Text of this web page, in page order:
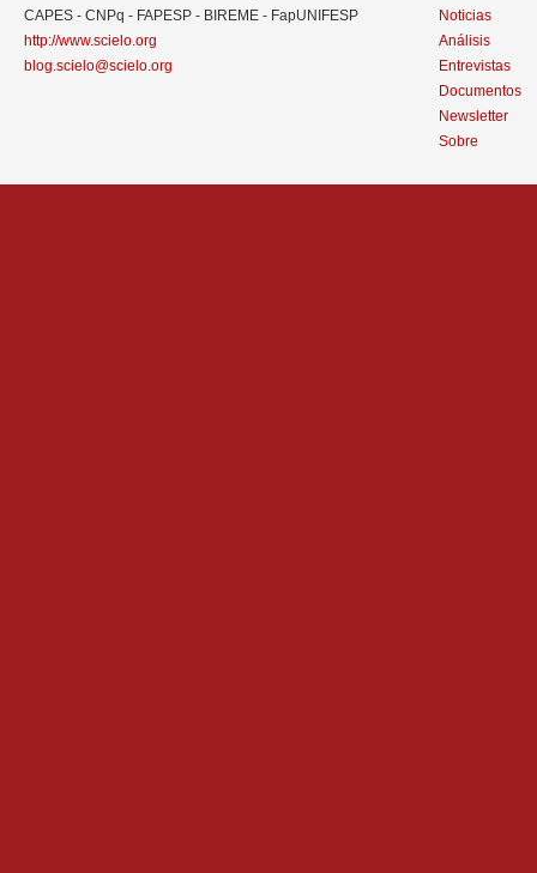
CAPES - CNPq - FAPESP - BIREME - FapUNIFESP
http://www.scielo.org
blog.scielo@scielo.org
Noticias
Análisis
Entrevistas
Documentos
Newsletter
Sobre